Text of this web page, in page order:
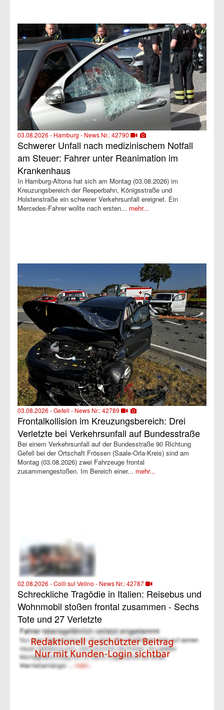
03.08.2026 - Hamburg - News Nr.: 42790
Schwerer Unfall nach medizinischem Notfall
am Steuer: Fahrer unter Reanimation im
Krankenhaus
In Hamburg-Altona hat sich am Montag (03.08.2026) im
Kreuzungsbereich der Reeperbahn, Königsstraße und
Holstenstraße ein schwerer Verkehrsunfall ereignet. Ein
Mercedes-Fahrer wollte nach ersten... mehr...
03.08.2026 - Gefell - News Nr.: 42789
Frontalkollision im Kreuzungsbereich: Drei
Verletzte bei Verkehrsunfall auf Bundesstraße
Bei einem Verkehrsunfall auf der Bundesstraße 90 RIchtung
Gefell bei der Ortschaft Frössen (Saale-Orla-Kreis) sind am
Montag (03.08.2026) zwei Fahrzeuge frontal
zusammengestoßen. Im Bereich einer... mehr...
02.08.2026 - Colli sul Velino - News Nr.: 42787
Schreckliche Tragödie in Italien: Reisebus und
Wohnmobil stoßen frontal zusammen - Sechs
Tote und 27 Verletzte